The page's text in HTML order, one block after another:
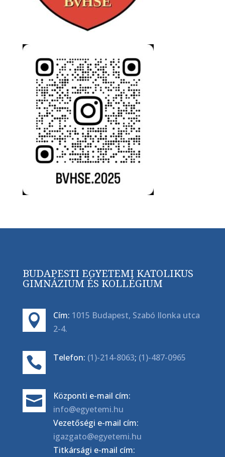
BUDAPESTI EGYETEMI KATOLIKUS
GIMNÁZIUM ÉS KOLLÉGIUM
 Cím: 1015 Budapest, Szabó Ilonka utca
2-4.
 Telefon: (1)-214-8063; (1)-487-0965

Központi e-mail cím:
info@egyetemi.hu
Vezetőségi e-mail cím:
igazgato@egyetemi.hu
Titkársági e-mail cím: